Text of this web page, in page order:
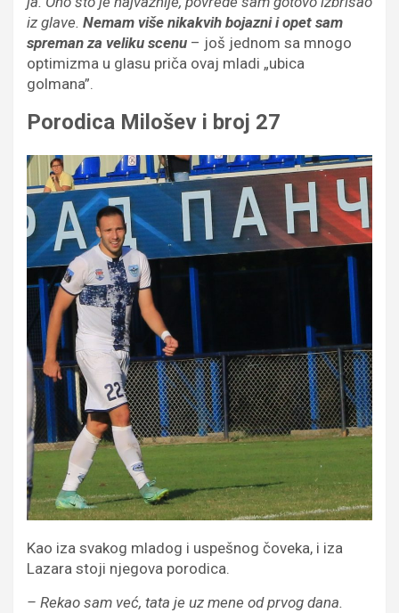
iz glave. Nemam više nikakvih bojazni i opet sam
spreman za veliku scenu – još jednom sa mnogo
optimizma u glasu priča ovaj mladi „ubica
golmana”.
Porodica Milošev i broj 27
Kao iza svakog mladog i uspešnog čoveka, i iza
Lazara stoji njegova porodica.
– Rekao sam već, tata je uz mene od prvog dana.